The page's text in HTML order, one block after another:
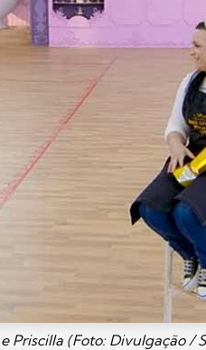
Priscilla (Foto: Divulgação /